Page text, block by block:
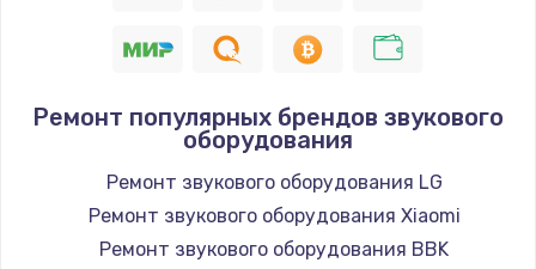
1400 руб.
Заказать
Восстановление после падения
2900 руб.
Ремонт популярных брендов звукового
оборудования
Ремонт звукового оборудования LG
Ремонт звукового оборудования Xiaomi
Ремонт звукового оборудования BBK